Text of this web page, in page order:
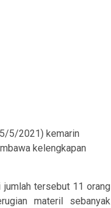
5/2021) kemarin
kelengkapan
jumlah tersebut 11 orang
materil sebanyak